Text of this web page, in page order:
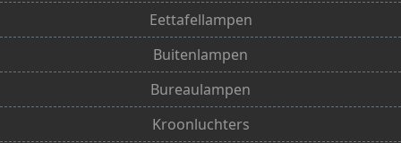
Eettafellampen
Buitenlampen
Bureaulampen
Kroonluchters